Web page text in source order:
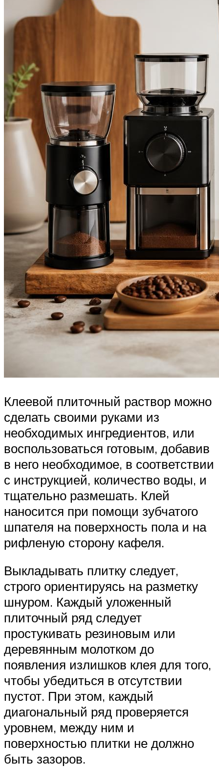
Клеевой плиточный раствор можно
сделать своими руками из
необходимых ингредиентов, или
воспользоваться готовым, добавив
в него необходимое, в соответствии
с инструкцией, количество воды, и
тщательно размешать. Клей
наносится при помощи зубчатого
шпателя на поверхность пола и на
рифленую сторону кафеля.
Выкладывать плитку следует,
строго ориентируясь на разметку
шнуром. Каждый уложенный
плиточный ряд следует
простукивать резиновым или
деревянным молотком до
появления излишков клея для того,
чтобы убедиться в отсутствии
пустот. При этом, каждый
диагональный ряд проверяется
уровнем, между ним и
поверхностью плитки не должно
быть зазоров.